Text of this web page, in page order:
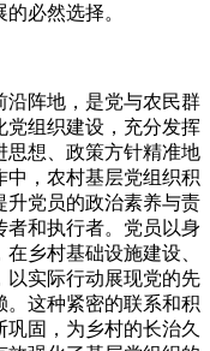
必然选择。
沿阵地，是党与农民群
党组织建设，充分发挥
思想、政策方针精准地
，农村基层党组织积
升党员的政治素养与责
者和执行者。党员以身
乡村基础设施建设、
以实际行动展现党的先
这种紧密的联系和积
固，为乡村的长治久